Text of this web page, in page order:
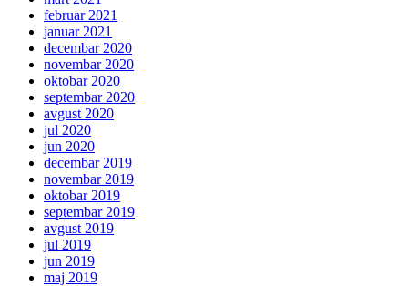
februar 2021
januar 2021
decembar 2020
novembar 2020
oktobar 2020
septembar 2020
avgust 2020
jul 2020
jun 2020
decembar 2019
novembar 2019
oktobar 2019
septembar 2019
avgust 2019
jul 2019
jun 2019
maj 2019